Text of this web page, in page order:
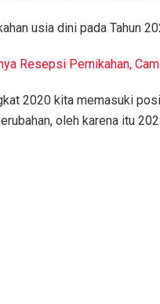
usia dini pada Tahun
Resepsi Pernikahan,
2020 kita memasuki
oleh karena itu